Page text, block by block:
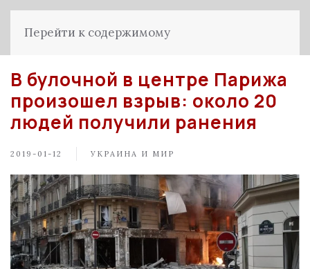
Перейти к содержимому
В булочной в центре Парижа
произошел взрыв: около 20
людей получили ранения
2019-01-12 УКРАИНА И МИР